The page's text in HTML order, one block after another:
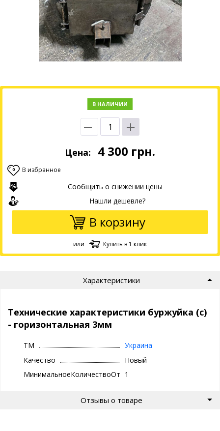
В НАЛИЧИИ
Цена: 4 300 грн.
0 В избранное
Сообщить о снижении цены
Нашли дешевле?
В корзину
или Купить в 1 клик
Характеристики
Технические характеристики буржуйка (с)
- горизонтальная 3мм
ТМ
Украина
Качество
Новый
МинимальноеКоличествоОтгрузки
1
Отзывы о товаре